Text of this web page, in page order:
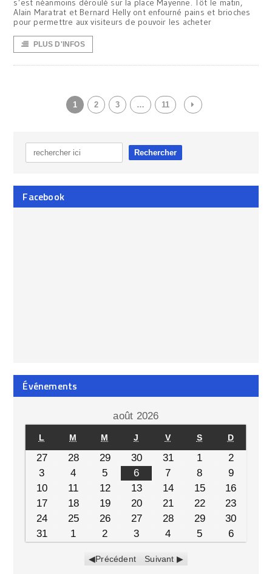
s’est néanmoins déroulé sur la place Mayenne. Tôt le matin,
Alain Maratrat et Bernard Helly ont enfourné pains et brioches
pour permettre aux visiteurs de pouvoir les acheter
PLUS D'INFOS
1 2 3 … 11
Facebook
Événements
août 2026
L M M J V S D
27 28 29 30 31 1
2
3
4 5 6 7 8
9
10
11 12 13 14 15
16
17
18 19 20 21 22
23
24
25 26 27 28 29
30
31
1 2 3 4 5 6
Précédent Suivant